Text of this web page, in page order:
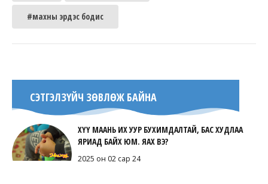
#махны эрдэс бодис
СЭТГЭЛЗҮЙЧ ЗӨВЛӨЖ БАЙНА
ХҮҮ МААНЬ ИХ УУР БУХИМДАЛТАЙ, БАС ХУДЛАА
ЯРИАД БАЙХ ЮМ. ЯАХ ВЭ?
2025 он 02 сар 24